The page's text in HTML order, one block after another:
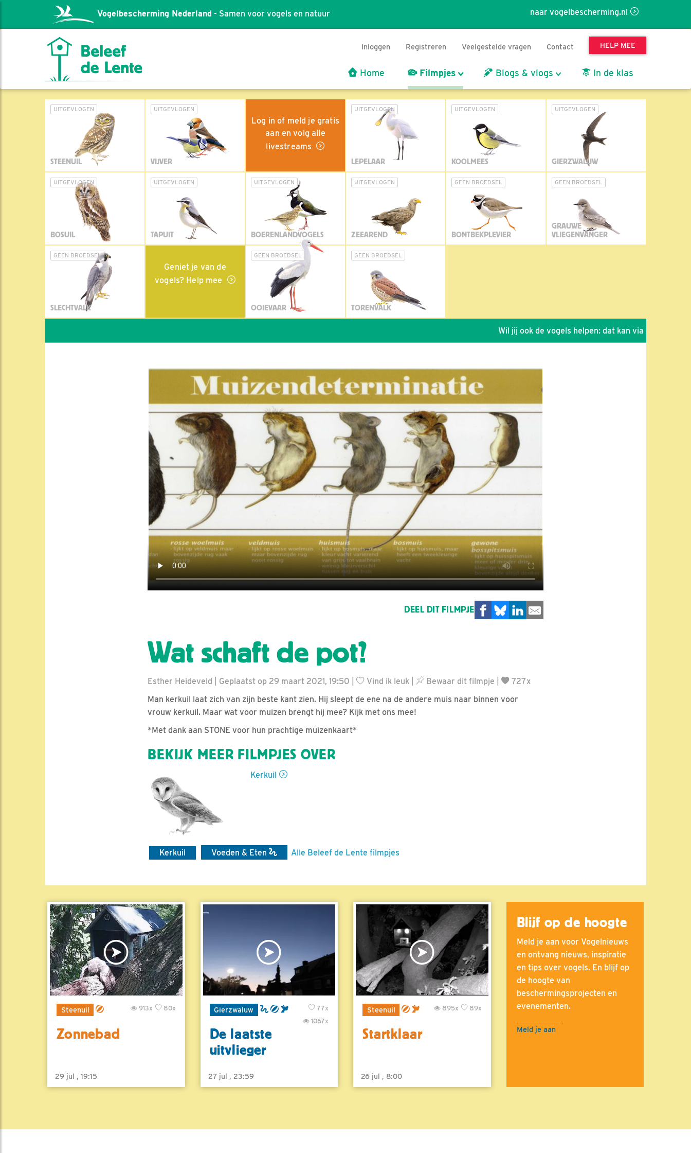
naar vogelbescherming.nl
Vogelbescherming Nederland - Samen voor vogels en natuur
Inloggen Registreren Veelgestelde vragen Contact HELP MEE
Home Filmpjes Blogs & vlogs In de klas
UITGEVLOGEN
STEENUIL
UITGEVLOGEN
VIJVER
Log in of meld je gratis
aan en volg alle
livestreams
UITGEVLOGEN
LEPELAAR
UITGEVLOGEN
KOOLMEES
UITGEVLOGEN
GIERZWALUW
UITGEVLOGEN
BOSUIL
UITGEVLOGEN
TAPUIT
UITGEVLOGEN
BOERENLANDVOGELS
UITGEVLOGEN
ZEEAREND
GEEN BROEDSEL
BONTBEKPLEVIER
GEEN BROEDSEL
GRAUWE
VLIEGENVANGER
GEEN BROEDSEL
SLECHTVALK
Geniet je van de
vogels? Help mee
GEEN BROEDSEL
OOIEVAAR
GEEN BROEDSEL
TORENVALK
Wil jij ook de vogels helpen: dat kan via de link!
DEEL DIT FILMPJE
Wat schaft de pot?
Esther Heideveld | Geplaatst op 29 maart 2021, 19:50 | Vind ik leuk Bewaar dit filmpje
727x
Man kerkuil laat zich van zijn beste kant zien. Hij sleept de ene na de andere muis naar binnen voor
vrouw kerkuil. Maar wat voor muizen brengt hij mee? Kijk met ons mee!
*Met dank aan STONE voor hun prachtige muizenkaart*
BEKIJK MEER FILMPJES OVER
Kerkuil
Kerkuil Voeden & Eten Alle Beleef de Lente filmpjes
Steenuil 80x
913x
Zonnebad
29 jul , 19:15
Gierzwaluw
77x
1067x
De laatste
uitvlieger
27 jul , 23:59
Steenuil 89x
895x
Startklaar
26 jul , 8:00
Blijf op de hoogte
Meld je aan voor Vogelnieuws
en ontvang nieuws, inspiratie
en tips over vogels. En blijf op
de hoogte van
beschermingsprojecten en
evenementen.
Meld je aan